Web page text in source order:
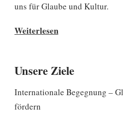
uns für Glaube und Kultur.
WeiterlesenWir
Unsere Ziele
Internationale Begegnung –
fördern